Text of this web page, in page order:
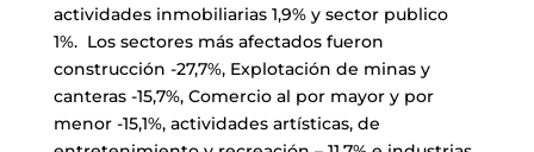
actividades inmobiliarias 1,9% y sector publico
1%. Los sectores más afectados fueron
construcción -27,7%, Explotación de minas y
canteras -15,7%, Comercio al por mayor y por
menor -15,1%, actividades artísticas, de